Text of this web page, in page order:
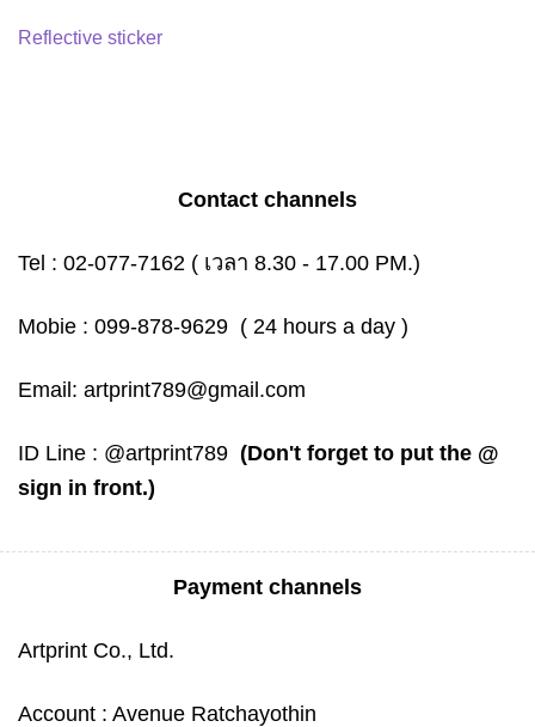
Reflective sticker
Contact channels
Tel : 02-077-7162 ( เวลา 8.30 - 17.00 PM.)
Mobie : 099-878-9629 ( 24 hours a day )
Email: artprint789@gmail.com
ID Line : @artprint789 (Don't forget to put the @
sign in front.)
Payment channels
Artprint Co., Ltd.
Account : Avenue Ratchayothin